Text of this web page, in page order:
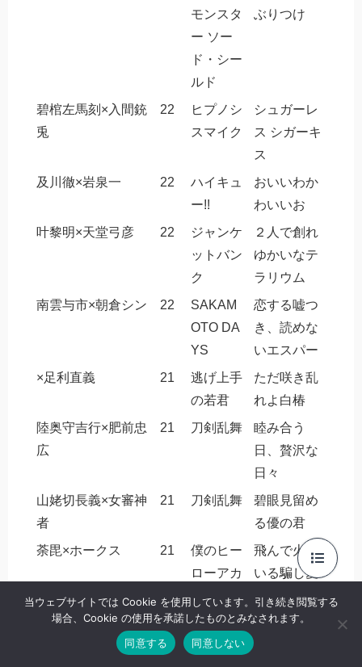
モンスタ
ー ソー
ド・シー
ルド
ぶりつけ
碧棺左馬刻×入間銃
兎
22
ヒプノシ
スマイク
シュガーレ
ス シガーキ
ス
及川徹×岩泉一
22
ハイキュ
ー!!
おいいわか
わいいお
叶黎明×天堂弓彦
22
ジャンケ
ットバン
ク
２人で創れ
ゆかいなテ
ラリウム
南雲与市×朝倉シン
22
SAKAM
OTO DA
YS
恋する嘘つ
き、読めな
いエスパー
×足利直義
21
逃げ上手
の若君
ただ咲き乱
れよ白椿
陸奥守吉行×肥前忠
広
21 刀剣乱舞
睦み合う
日、贅沢な
日々
山姥切長義×女審神
者
21 刀剣乱舞
碧眼見留め
る優の君
荼毘×ホークス
21
僕のヒー
ローアカ
デミア
飛んで火に
いる騙し愛
ハルト×スグリ 21
ポケット
モンスタ
代わりに出
当ウェブサイトでは Cookie を使用しています。引き続き閲覧する
場合、Cookie の使用を承諾したものとみなされます。
同意する
同意しない